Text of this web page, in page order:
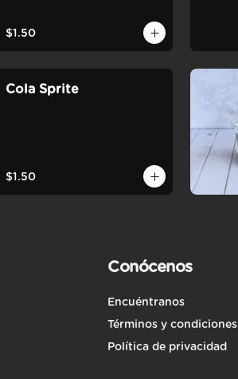
$1.50
Cola Sprite
$1.50
Conócenos
Encuéntranos
Términos y condiciones
Política de privacidad